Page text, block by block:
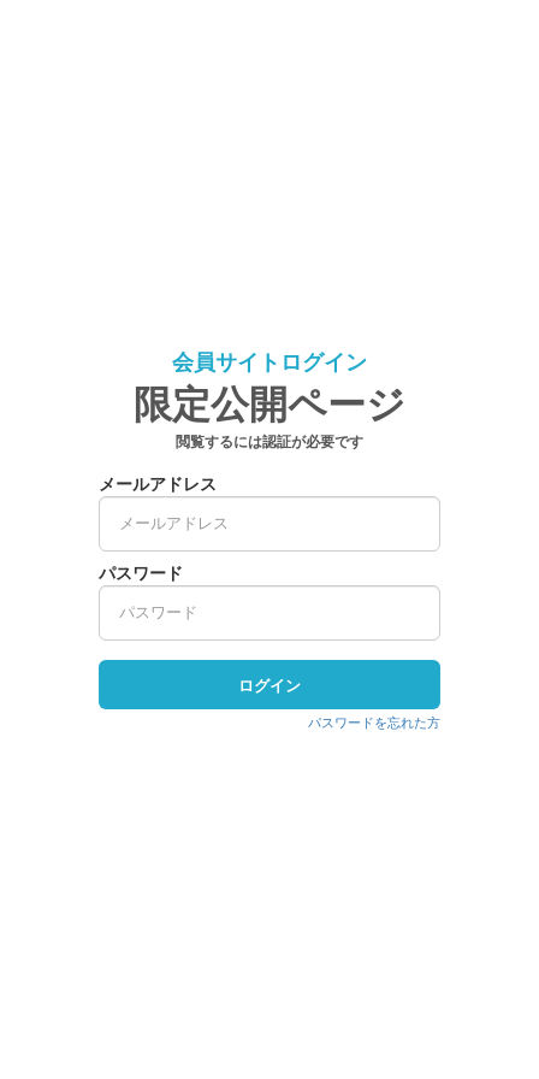
会員サイトログイン
限定公開ページ
閲覧するには認証が必要です
メールアドレス
パスワード
ログイン
パスワードを忘れた方